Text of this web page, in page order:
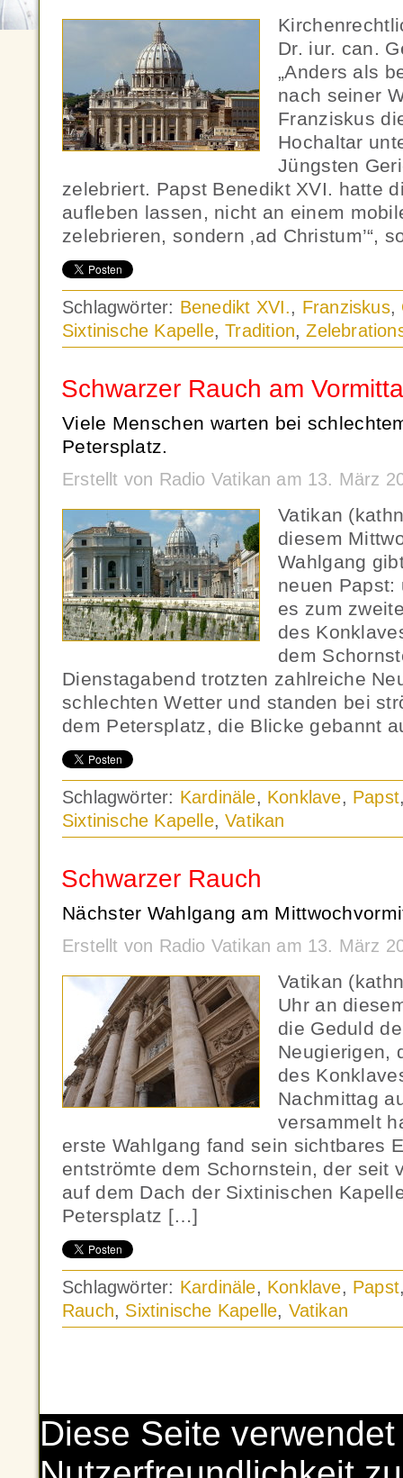
Dr. iur. can.
„Anders als
nach seiner
Franziskus
Hochaltar
Jüngsten
zelebriert. Papst Benedikt XVI. hatte
aufleben lassen, nicht an einem
zelebrieren, sondern ‚ad Christum’“,
Schlagwörter: Benedikt XVI., Franziskus,
Sixtinische Kapelle,Tradition,
Schwarzer Rauch am
Viele Menschen warten bei
Petersplatz.
Erstellt von Radio Vatikan am 13. März
Vatikan
diesem
Wahlgang
neuen Papst:
es zum
des
dem
Dienstagabend trotzten zahlreiche
schlechten Wetter und standen bei
dem Petersplatz, die Blicke gebannt
Schlagwörter: Kardinäle, Konklave, Papst
Sixtinische Kapelle,Vatikan
Schwarzer Rauch
Nächster Wahlgang am
Erstellt von Radio Vatikan am 13. März
Vatikan
Uhr an
die Geduld
Neugierigen,
des
Nachmittag
versammelt
erste Wahlgang fand sein sichtbares
entströmte dem Schornstein, der seit
auf dem Dach der Sixtinischen
Petersplatz […]
Schlagwörter: Kardinäle, Konklave, Papst
Rauch, Sixtinische Kapelle, Vatikan
Diese Seite